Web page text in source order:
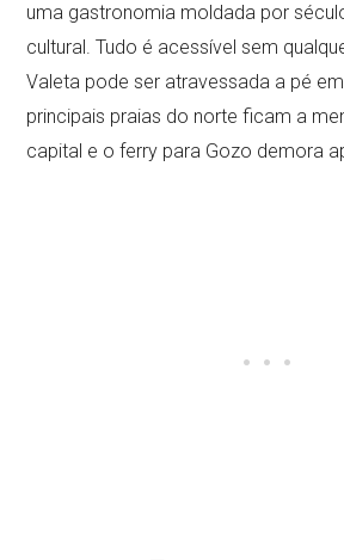
uma gastronomia moldada por
cultural. Tudo é acessível sem
Valeta pode ser atravessada a pé
principais praias do norte ficam a
capital e o ferry para Gozo demora